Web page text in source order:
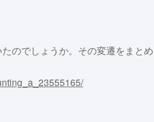
のでしょうか。その変遷をまとめ